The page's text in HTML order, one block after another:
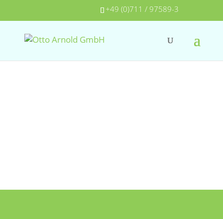
+49 (0)711 / 97589-3